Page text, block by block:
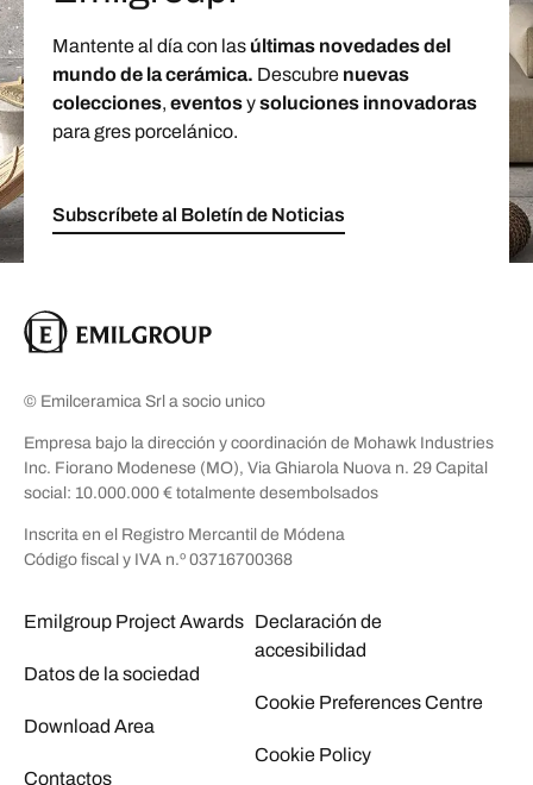
Mantente al día con las últimas novedades del
mundo de la cerámica. Descubre nuevas
colecciones, eventosysoluciones innovadoras
para gres porcelánico.
Subscríbete al Boletín de Noticias
© Emilceramica Srl a socio unico
Empresa bajo la dirección y coordinación de Mohawk Industries
Inc. Fiorano Modenese (MO), Via Ghiarola Nuova n. 29 Capital
social: 10.000.000 € totalmente desembolsados
Inscrita en el Registro Mercantil de Módena
Código fiscal y IVA n.º 03716700368
Emilgroup Project Awards
Datos de la sociedad
Download Area
Contactos
Declaración de
accesibilidad
Cookie Preferences Centre
Cookie Policy